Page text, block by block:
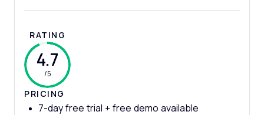
RATING
4.7
/5
PRICING
7-day free trial + free demo available